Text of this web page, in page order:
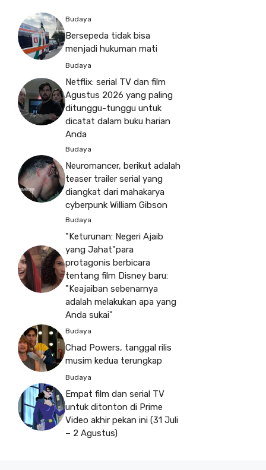
Budaya
Bersepeda tidak bisa
menjadi hukuman mati
Budaya
Netflix: serial TV dan film
Agustus 2026 yang paling
ditunggu-tunggu untuk
dicatat dalam buku harian
Anda
Budaya
Neuromancer, berikut adalah
teaser trailer serial yang
diangkat dari mahakarya
cyberpunk William Gibson
Budaya
"Keturunan: Negeri Ajaib
yang Jahat"para
protagonis berbicara
tentang film Disney baru:
"Keajaiban sebenarnya
adalah melakukan apa yang
Anda sukai"
Budaya
Chad Powers, tanggal rilis
musim kedua terungkap
Budaya
Empat film dan serial TV
untuk ditonton di Prime
Video akhir pekan ini (31 Juli
– 2 Agustus)